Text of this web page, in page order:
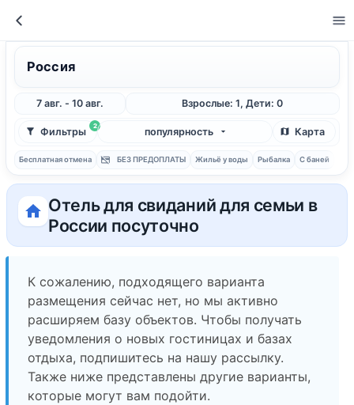
Россия
7 авг. - 10 авг. Взрослые: 1, Дети: 0
2
Фильтры популярность Карта
Бесплатная отмена БЕЗ ПРЕДОПЛАТЫ Жильё у воды Рыбалка С баней
Отель для свиданий для семьи в
России посуточно
К сожалению, подходящего варианта
размещения сейчас нет, но мы активно
расширяем базу объектов. Чтобы получать
уведомления о новых гостиницах и базах
отдыха, подпишитесь на нашу рассылку.
Также ниже представлены другие варианты,
которые могут вам подойти.